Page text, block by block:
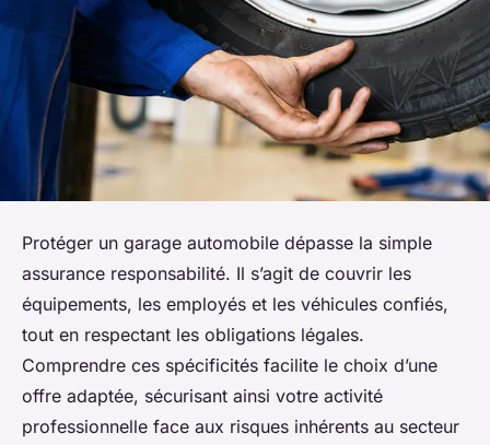
Protéger un garage automobile dépasse la simple
assurance responsabilité. Il s’agit de couvrir les
équipements, les employés et les véhicules confiés,
tout en respectant les obligations légales.
Comprendre ces spécificités facilite le choix d’une
offre adaptée, sécurisant ainsi votre activité
professionnelle face aux risques inhérents au secteur